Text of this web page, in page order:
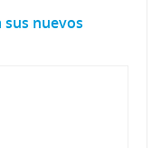
nuevos